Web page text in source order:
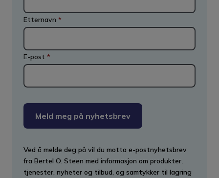
Etternavn *
E-post *
Meld meg på nyhetsbrev
Ved å melde deg på vil du motta e-postnyhetsbrev
fra Bertel O. Steen med informasjon om produkter,
tjenester, nyheter og tilbud, og samtykker til lagring